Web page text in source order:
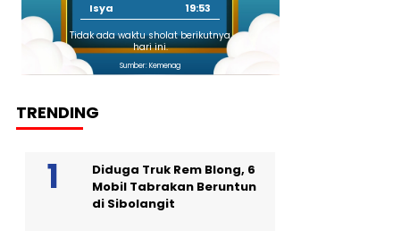
Isya
19:53
Tidak ada waktu sholat berikutnya
hari ini.
Sumber: Kemenag
TRENDING
Diduga Truk Rem Blong, 6
Mobil Tabrakan Beruntun
di Sibolangit